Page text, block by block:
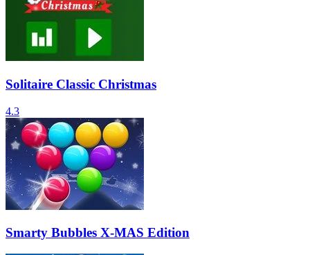
Solitaire Classic Christmas
4.3
Smarty Bubbles X-MAS Edition